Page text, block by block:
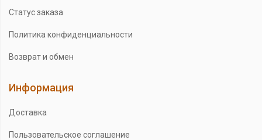
Статус заказа
Политика конфиденциальности
Возврат и обмен
Информация
Доставка
Пользовательское соглашение